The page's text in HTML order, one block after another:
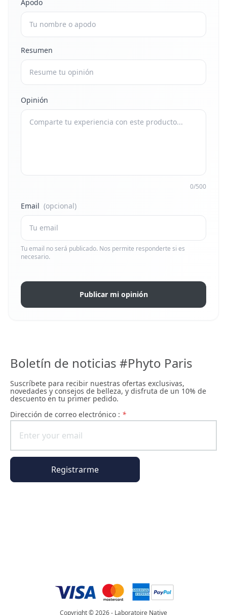
Apodo
Resumen
Opinión
0/500
Email (opcional)
Tu email no será publicado. Nos permite responderte si es
necesario.
Publicar mi opinión
Boletín de noticias #Phyto Paris
Suscríbete para recibir nuestras ofertas exclusivas,
novedades y consejos de belleza, y disfruta de un 10% de
descuento en tu primer pedido.
Dirección de correo electrónico : *
Registrarme
Copyright © 2026 - Laboratoire Native